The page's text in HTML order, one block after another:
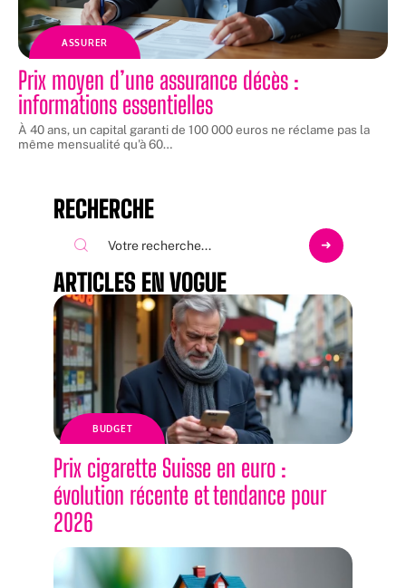
ASSURER
Prix moyen d’une assurance décès :
informations essentielles
À 40 ans, un capital garanti de 100 000 euros ne réclame pas la
même mensualité qu'à 60…
RECHERCHE
ARTICLES EN VOGUE
BUDGET
Prix cigarette Suisse en euro :
évolution récente et tendance pour
2026